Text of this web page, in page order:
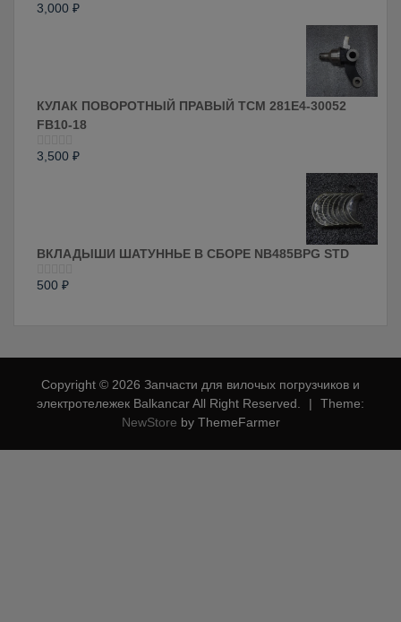
Оценка
3,000 ₽
КУЛАК ПОВОРОТНЫЙ ПРАВЫЙ ТСМ 281E4-30052
FB10-18
Оценка
3,500 ₽
ВКЛАДЫШИ ШАТУННЬЕ В СБОРЕ NB485BPG STD
Оценка
500 ₽
Copyright © 2026 Запчасти для вилочых погрузчиков и
электротележек Balkancar All Right Reserved.
|
Theme:
NewStore by ThemeFarmer